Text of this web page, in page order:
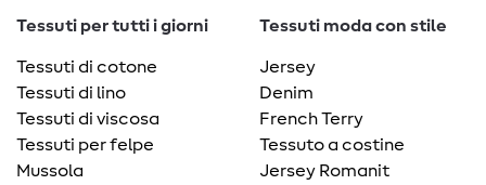
Tessuti per tutti i giorni
Tessuti di cotone
Tessuti di lino
Tessuti di viscosa
Tessuti per felpe
Mussola
Tessuti moda con stile
Jersey
Denim
French Terry
Tessuto a costine
Jersey Romanit